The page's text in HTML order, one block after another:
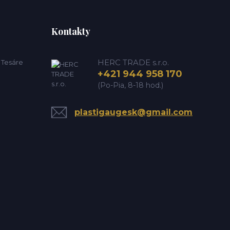
Kontakty
HERC TRADE s.r.o.
+421 944 958 170
(Po-Pia, 8-18 hod.)
plastigaugesk@gmail.com